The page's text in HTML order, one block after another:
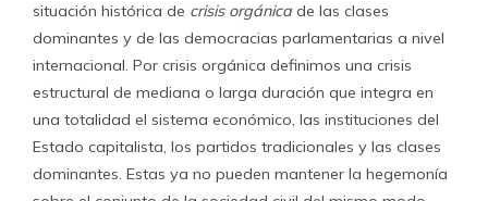
situación histórica de crisis orgánicade las clases
dominantes y de las democracias parlamentarias a nivel
internacional. Por crisis orgánica definimos una crisis
estructural de mediana o larga duración que integra en
una totalidad el sistema económico, las instituciones del
Estado capitalista, los partidos tradicionales y las clases
dominantes. Estas ya no pueden mantener la hegemonía